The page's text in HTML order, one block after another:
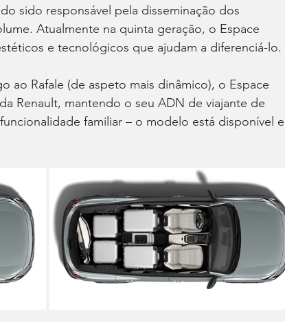
sido responsável pela disseminação dos
Atualmente na quinta geração, o Espace
e tecnológicos que ajudam a diferenciá-lo.
ao Rafale (de aspeto mais dinâmico), o Espace
Renault, mantendo o seu ADN de viajante de
familiar – o modelo está disponível